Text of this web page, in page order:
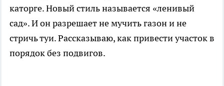
каторге. Новый стиль называется «ленивый
сад». И он разрешает не мучить газон и не
стричь туи. Рассказываю, как привести участок в
порядок без подвигов.